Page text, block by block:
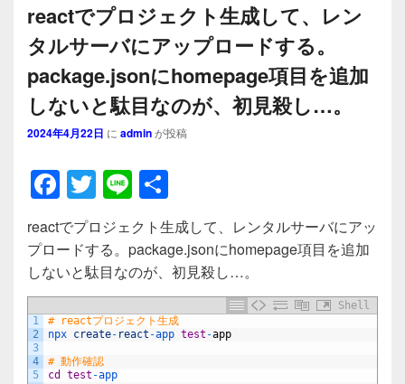
reactでプロジェクト生成して、レン
タルサーバにアップロードする。
package.jsonにhomepage項目を追加
しないと駄目なのが、初見殺し…。
2024年4月22日 に adminが投稿
F
a
c
e
b
o
o
T
wi
tt
er
Li
n
e
有
reactでプロジェクト生成して、レンタルサーバにアッ
プロードする。package.jsonにhomepage項目を追加
しないと駄目なのが、初見殺し…。
Shell
1
2
3
4
5
# reactプロジェクト生成
npx create- react -app test -app
# 動作確認
cd
test -app